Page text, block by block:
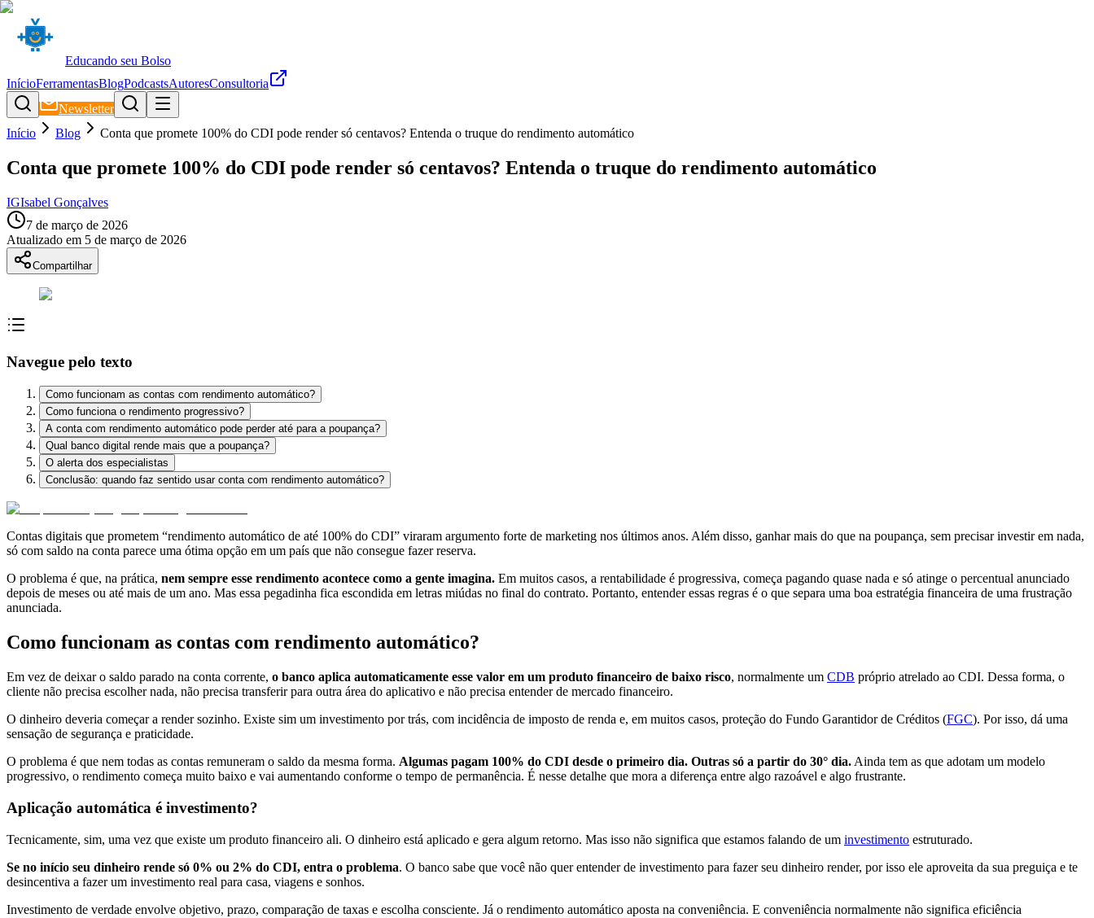
Educando seu Bolso
InícioFerramentasBlogPodcastsAutoresConsultoria
Newsletter
Início
Blog Conta que promete 100% do CDI pode render só centavos? Entenda o truque do rendimento automático
Conta que promete 100% do CDI pode render só centavos? Entenda o truque do rendimento automático
IGIsabel Gonçalves
7 de março de 2026
Atualizado em 5 de março de 2026
Compartilhar
Navegue pelo texto
Como funcionam as contas com rendimento automático?
Como funciona o rendimento progressivo?
A conta com rendimento automático pode perder até para a poupança?
Qual banco digital rende mais que a poupança?
O alerta dos especialistas
Conclusão: quando faz sentido usar conta com rendimento automático?
Contas digitais que prometem “rendimento automático de até 100% do CDI” viraram argumento forte de marketing nos últimos anos. Além disso, ganhar mais do que na poupança, sem precisar investir em nada,
só com saldo na conta parece uma ótima opção em um país que não consegue fazer reserva.
O problema é que, na prática, nem sempre esse rendimento acontece como a gente imagina. Em muitos casos, a rentabilidade é progressiva, começa pagando quase nada e só atinge o percentual anunciado
depois de meses ou até mais de um ano. Mas essa pegadinha fica escondida em letras miúdas no final do contrato. Portanto, entender essas regras é o que separa uma boa estratégia financeira de uma frustração
anunciada.
Como funcionam as contas com rendimento automático?
Em vez de deixar o saldo parado na conta corrente, o banco aplica automaticamente esse valor em um produto financeiro de baixo risco, normalmente um CDB próprio atrelado ao CDI. Dessa forma, o
cliente não precisa escolher nada, não precisa transferir para outra área do aplicativo e não precisa entender de mercado financeiro.
O dinheiro deveria começar a render sozinho. Existe sim um investimento por trás, com incidência de imposto de renda e, em muitos casos, proteção do Fundo Garantidor de Créditos (FGC). Por isso, dá uma
sensação de segurança e praticidade.
O problema é que nem todas as contas remuneram o saldo da mesma forma. Algumas pagam 100% do CDI desde o primeiro dia. Outras só a partir do 30° dia. Ainda tem as que adotam um modelo
progressivo, o rendimento começa muito baixo e vai aumentando conforme o tempo de permanência. É nesse detalhe que mora a diferença entre algo razoável e algo frustrante.
Aplicação automática é investimento?
Tecnicamente, sim, uma vez que existe um produto financeiro ali. O dinheiro está aplicado e gera algum retorno. Mas isso não significa que estamos falando de um investimento estruturado.
Se no início seu dinheiro rende só 0% ou 2% do CDI, entra o problema. O banco sabe que você não quer entender de investimento para fazer seu dinheiro render, por isso ele aproveita da sua preguiça e te
desincentiva a fazer um investimento real para casa, viagens e sonhos.
Investimento de verdade envolve objetivo, prazo, comparação de taxas e escolha consciente. Já o rendimento automático aposta na conveniência. E conveniência normalmente não significa eficiência